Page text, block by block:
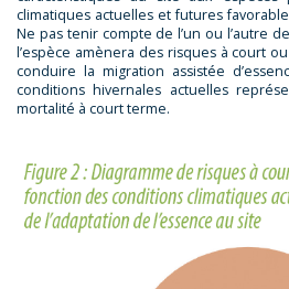
climatiques actuelles et futures
Ne pas tenir compte de l’un ou l’autre
l’espèce amènera des risques à court
conduire la migration assistée
conditions hivernales actuelles
mortalité à court terme.